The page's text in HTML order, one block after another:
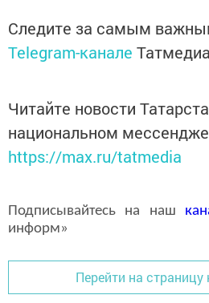
Следите за самым
Telegram-канале Татмедиа
Читайте новости
национальном
https://max.ru/tatmedia
Подписывайтесь на наш
информ»
Перейти на страницу